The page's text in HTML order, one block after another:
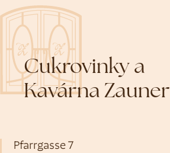
Cukrovinky a
Kavárna Zauner
Pfarrgasse 7